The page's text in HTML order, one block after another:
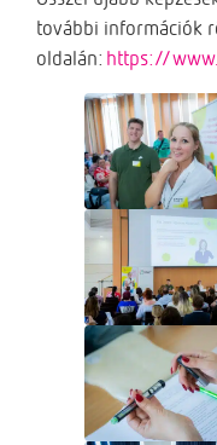
további információk
oldalán: https://